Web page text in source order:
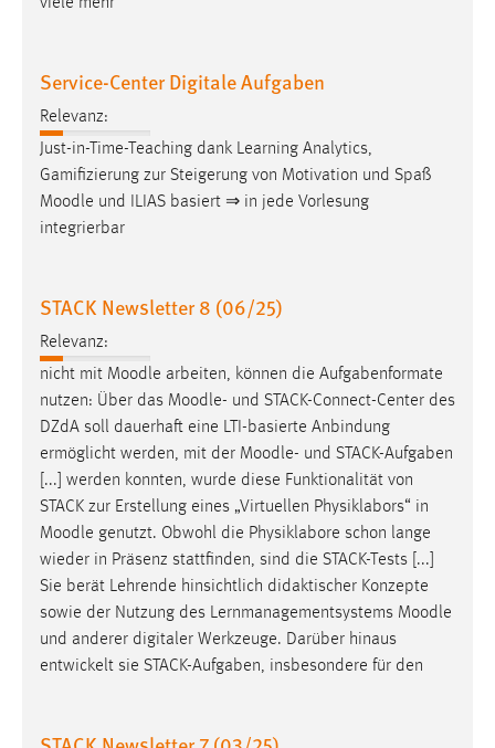
Service-Center Digitale Aufgaben
Relevanz:
Just-in-Time-Teaching dank Learning Analytics,
Gamifizierung zur Steigerung von Motivation und Spaß
Moodle und ILIAS basiert ⇒ in jede Vorlesung
integrierbar
STACK Newsletter 8 (06/25)
Relevanz:
nicht mit Moodle arbeiten, können die Aufgabenformate
nutzen: Über das Moodle- und STACK-Connect-Center des
DZdA soll dauerhaft eine LTI-basierte Anbindung
ermöglicht werden, mit der Moodle- und STACK-Aufgaben
[...] werden konnten, wurde diese Funktionalität von
STACK zur Erstellung eines „Virtuellen Physiklabors“ in
Moodle genutzt. Obwohl die Physiklabore schon lange
wieder in Präsenz stattfinden, sind die STACK-Tests [...]
Sie berät Lehrende hinsichtlich didaktischer Konzepte
sowie der Nutzung des Lernmanagementsystems Moodle
und anderer digitaler Werkzeuge. Darüber hinaus
entwickelt sie STACK-Aufgaben, insbesondere für den
3 Monate
Facebook Pixel
Name:
_fbp
Conversion-Tracking
Cookie Laufzeit:
3 Monate
EXTERNE MEDIEN
Um Inhalte von Videoplattformen und Social Media
Plattformen anzeigen zu können, werden von diesen
externen Medien Cookies gesetzt.
YouTube